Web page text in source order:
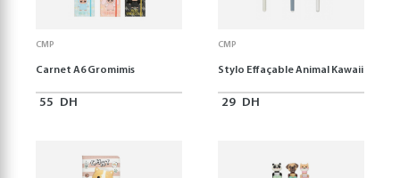
CMP
Carnet A6 Gromimis
55 DH
CMP
Stylo Effaçable Animal Kawaii
29 DH